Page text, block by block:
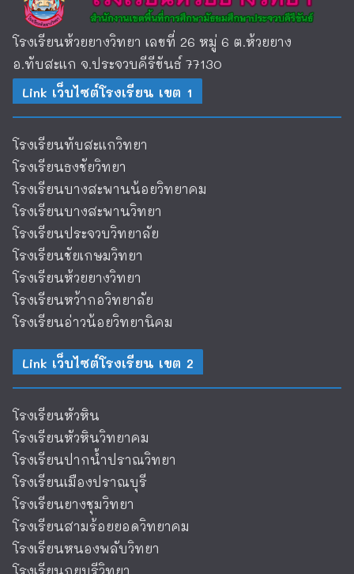
โรงเรียนห้วยยางวิทยา เลขที่ 26 หมู่ 6 ต.ห้วยยาง
อ.ทับสะแก จ.ประจวบคีรีขันธ์ 77130
Link เว็บไซต์โรงเรียน เขต 1
โรงเรียนทับสะแกวิทยา
โรงเรียนธงชัยวิทยา
โรงเรียนบางสะพานน้อยวิทยาคม
โรงเรียนบางสะพานวิทยา
โรงเรียนประจวบวิทยาลัย
โรงเรียนชัยเกษมวิทยา
โรงเรียนห้วยยางวิทยา
โรงเรียนหว้ากอวิทยาลัย
โรงเรียนอ่าวน้อยวิทยานิคม
Link เว็บไซต์โรงเรียน เขต 2
โรงเรียนหัวหิน
โรงเรียนหัวหินวิทยาคม
โรงเรียนปากน้ำปราณวิทยา
โรงเรียนเมืองปราณบุรี
โรงเรียนยางชุมวิทยา
โรงเรียนสามร้อยยอดวิทยาคม
โรงเรียนหนองพลับวิทยา
โรงเรียนกุยบุรีวิทยา